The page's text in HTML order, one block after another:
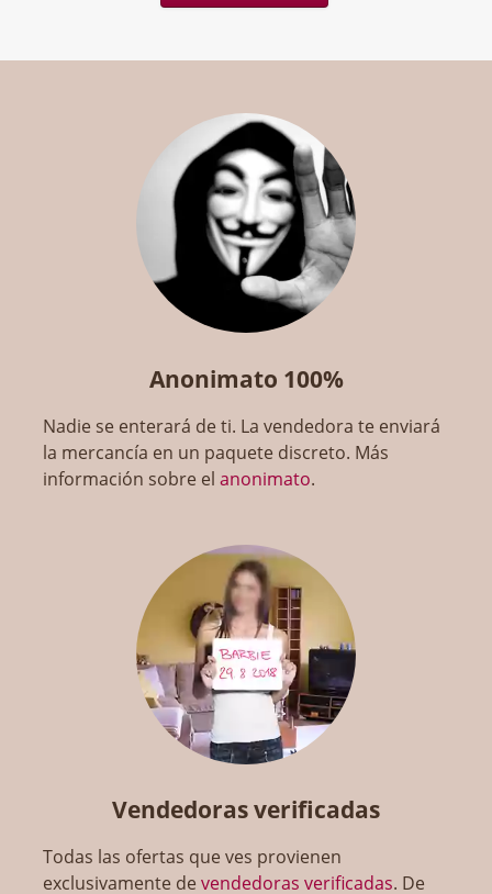
Anonimato 100%
Nadie se enterará de ti. La vendedora te enviará
la mercancía en un paquete discreto. Más
información sobre elanonimato.
Vendedoras verificadas
Todas las ofertas que ves provienen
exclusivamente devendedoras verificadas. De